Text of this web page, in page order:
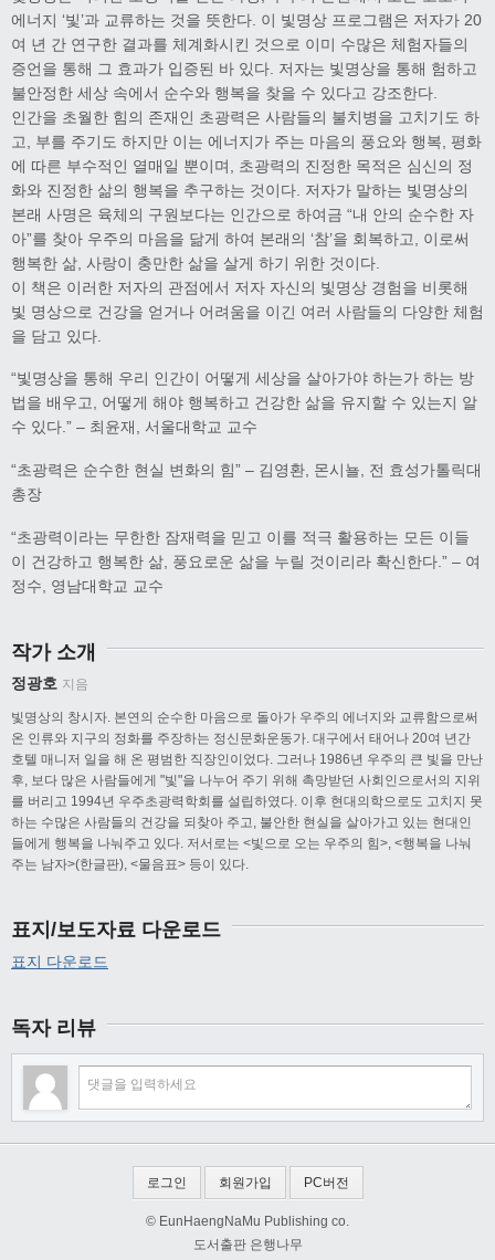
에너지 ‘빛’과 교류하는 것을 뜻한다. 이 빛명상 프로그램은 저자가 20
여 년 간 연구한 결과를 체계화시킨 것으로 이미 수많은 체험자들의
증언을 통해 그 효과가 입증된 바 있다. 저자는 빛명상을 통해 험하고
불안정한 세상 속에서 순수와 행복을 찾을 수 있다고 강조한다.
인간을 초월한 힘의 존재인 초광력은 사람들의 불치병을 고치기도 하
고, 부를 주기도 하지만 이는 에너지가 주는 마음의 풍요와 행복, 평화
에 따른 부수적인 열매일 뿐이며, 초광력의 진정한 목적은 심신의 정
화와 진정한 삶의 행복을 추구하는 것이다. 저자가 말하는 빛명상의
본래 사명은 육체의 구원보다는 인간으로 하여금 “내 안의 순수한 자
아”를 찾아 우주의 마음을 닮게 하여 본래의 ‘참’을 회복하고, 이로써
행복한 삶, 사랑이 충만한 삶을 살게 하기 위한 것이다.
이 책은 이러한 저자의 관점에서 저자 자신의 빛명상 경험을 비롯해
빛 명상으로 건강을 얻거나 어려움을 이긴 여러 사람들의 다양한 체험
을 담고 있다.
“빛명상을 통해 우리 인간이 어떻게 세상을 살아가야 하는가 하는 방
법을 배우고, 어떻게 해야 행복하고 건강한 삶을 유지할 수 있는지 알
수 있다.” – 최윤재, 서울대학교 교수
“초광력은 순수한 현실 변화의 힘” – 김영환, 몬시뇰, 전 효성가톨릭대
총장
“초광력이라는 무한한 잠재력을 믿고 이를 적극 활용하는 모든 이들
이 건강하고 행복한 삶, 풍요로운 삶을 누릴 것이리라 확신한다.” – 여
정수, 영남대학교 교수
작가 소개
정광호 지음
빛명상의 창시자. 본연의 순수한 마음으로 돌아가 우주의 에너지와 교류함으로써
온 인류와 지구의 정화를 주장하는 정신문화운동가. 대구에서 태어나 20여 년간
호텔 매니저 일을 해 온 평범한 직장인이었다. 그러나 1986년 우주의 큰 빛을 만난
후, 보다 많은 사람들에게 "빛"을 나누어 주기 위해 촉망받던 사회인으로서의 지위
를 버리고 1994년 우주초광력학회를 설립하였다. 이후 현대의학으로도 고치지 못
하는 수많은 사람들의 건강을 되찾아 주고, 불안한 현실을 살아가고 있는 현대인
들에게 행복을 나눠주고 있다. 저서로는 <빛으로 오는 우주의 힘>, <행복을 나눠
주는 남자>(한글판), <물음표> 등이 있다.
표지/보도자료 다운로드
표지 다운로드
독자 리뷰
로그인 회원가입 PC버전
© EunHaengNaMu Publishing co.
도서출판 은행나무